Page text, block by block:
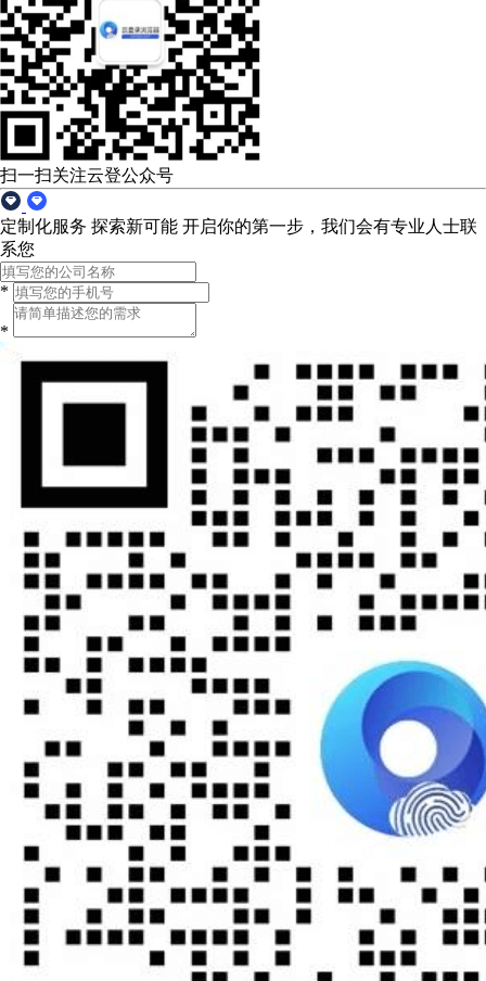
扫一扫关注云登公众号
定制化服务 探索新可能 开启你的第一步，我们会有专业人士联
系您
*
*